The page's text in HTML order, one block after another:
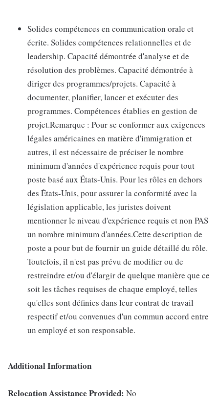
Solides compétences en communication orale et
écrite. Solides compétences relationnelles et de
leadership. Capacité démontrée d'analyse et de
résolution des problèmes. Capacité démontrée à
diriger des programmes/projets. Capacité à
documenter, planifier, lancer et exécuter des
programmes. Compétences établies en gestion de
projet.Remarque : Pour se conformer aux exigences
légales américaines en matière d'immigration et
autres, il est nécessaire de préciser le nombre
minimum d'années d'expérience requis pour tout
poste basé aux États-Unis. Pour les rôles en dehors
des États-Unis, pour assurer la conformité avec la
législation applicable, les juristes doivent
mentionner le niveau d'expérience requis et non PAS
un nombre minimum d'années.Cette description de
poste a pour but de fournir un guide détaillé du rôle.
Toutefois, il n'est pas prévu de modifier ou de
restreindre et/ou d'élargir de quelque manière que ce
soit les tâches requises de chaque employé, telles
qu'elles sont définies dans leur contrat de travail
respectif et/ou convenues d'un commun accord entre
un employé et son responsable.
Additional Information
Relocation Assistance Provided: No